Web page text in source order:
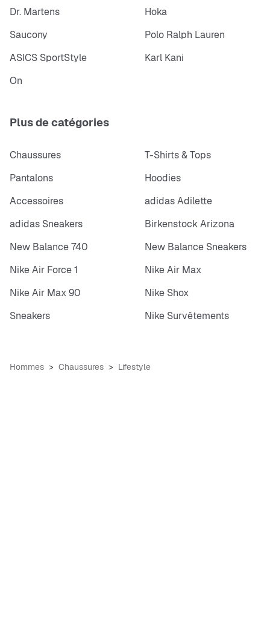
Dr. Martens
Hoka
Saucony
Polo Ralph Lauren
ASICS SportStyle
Karl Kani
On
Plus de catégories
Chaussures
T-Shirts & Tops
Pantalons
Hoodies
Accessoires
adidas Adilette
adidas Sneakers
Birkenstock Arizona
New Balance 740
New Balance Sneakers
Nike Air Force 1
Nike Air Max
Nike Air Max 90
Nike Shox
Sneakers
Nike Survêtements
Hommes Chaussures Lifestyle